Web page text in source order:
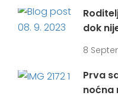
dok
8
Prva
noćna